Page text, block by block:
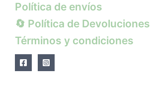
Política de envíos
🔄 Política de Devoluciones
Términos y condiciones